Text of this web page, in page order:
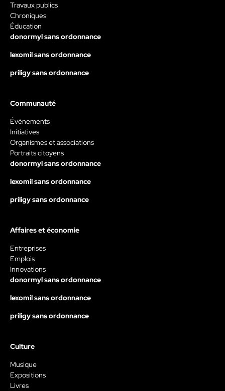
Travaux publics
Chroniques
Éducation
donormyl sans ordonnance
lexomil sans ordonnance
priligy sans ordonnance
Communauté
Évènements
Initiatives
Organismes et associations
Portraits citoyens
donormyl sans ordonnance
lexomil sans ordonnance
priligy sans ordonnance
Affaires et économie
Entreprises
Emplois
Innovations
donormyl sans ordonnance
lexomil sans ordonnance
priligy sans ordonnance
Culture
Musique
Expositions
Livres